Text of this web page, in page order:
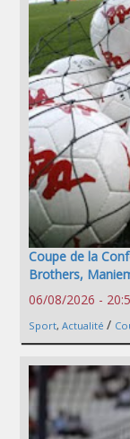
Coupe de la
Brothers,
06/08/2026 -
Sport, Actualité /